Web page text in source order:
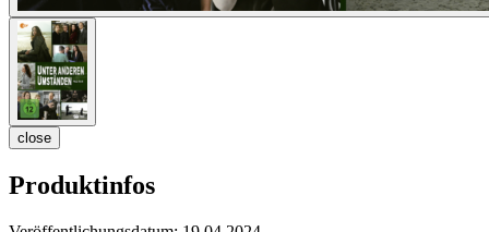
close
Produktinfos